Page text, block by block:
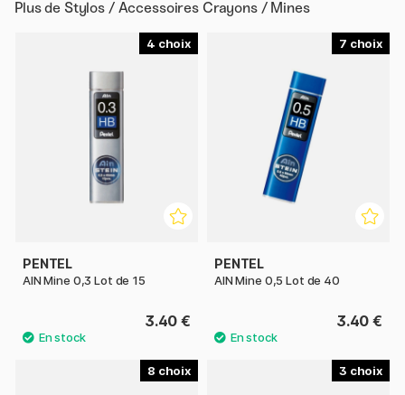
Plus de Stylos / Accessoires Crayons / Mines
4
PENTEL
AIN Mine 0,3 Lot de 15
3.40 €
7
PENTEL
AIN Mine 0,5 Lot de 40
3.40 €
8 3